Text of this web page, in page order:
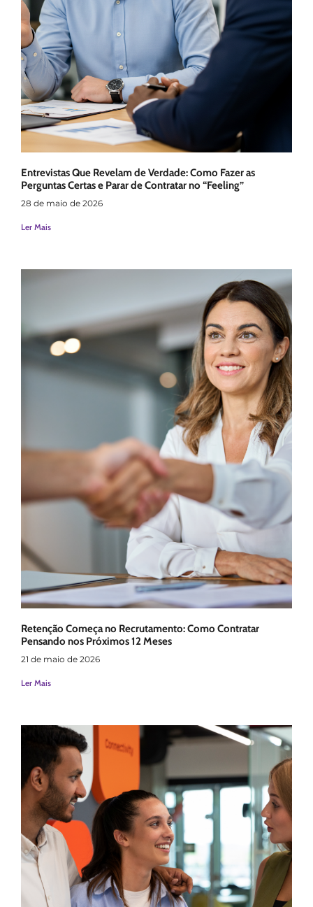
Entrevistas Que Revelam de Verdade: Como Fazer as
Perguntas Certas e Parar de Contratar no “Feeling”
28 de maio de 2026
Ler Mais
Retenção Começa no Recrutamento: Como Contratar
Pensando nos Próximos 12 Meses
21 de maio de 2026
Ler Mais